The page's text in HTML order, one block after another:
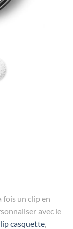
fois un clip en
avec le
casquette